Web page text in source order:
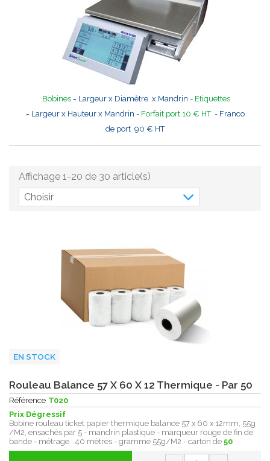
Bobines = Largeur x Diamètre x Mandrin - Etiquettes
= Largeur x Hauteur x Mandrin - Forfait port 10 € HT- Franco
de port 90 € HT
Choisir
Affichage 1-20 de 30 article(s)
EN STOCK
Rouleau Balance 57 X 60 X 12 Thermique - Par 50
Référence T020
Prix Dégressif
Bobine rouleau ticket papier thermique balance 57 x 60 x 12mm, 55g
/M2, ensachés par 5 - mandrin plastique - marqueur rouge de fin de
bande - métrage : 40 mètres - gramme 55g/M2 - carton de 50